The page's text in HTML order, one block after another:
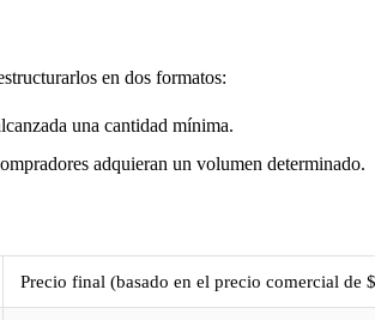
en dos formatos:
una cantidad mínima.
adquieran un volumen determinado.
Precio final (basado en el precio comercial de